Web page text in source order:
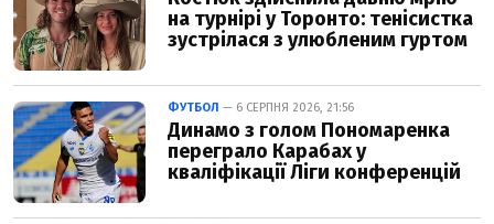
на турнірі у Торонто: тенісистка
зустрілася з улюбленим гуртом
ФУТБОЛ — 6 СЕРПНЯ 2026, 21:56
Динамо з голом Пономаренка
переграло Карабах у
кваліфікації Ліги конференцій